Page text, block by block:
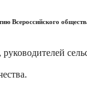
Всероссийского